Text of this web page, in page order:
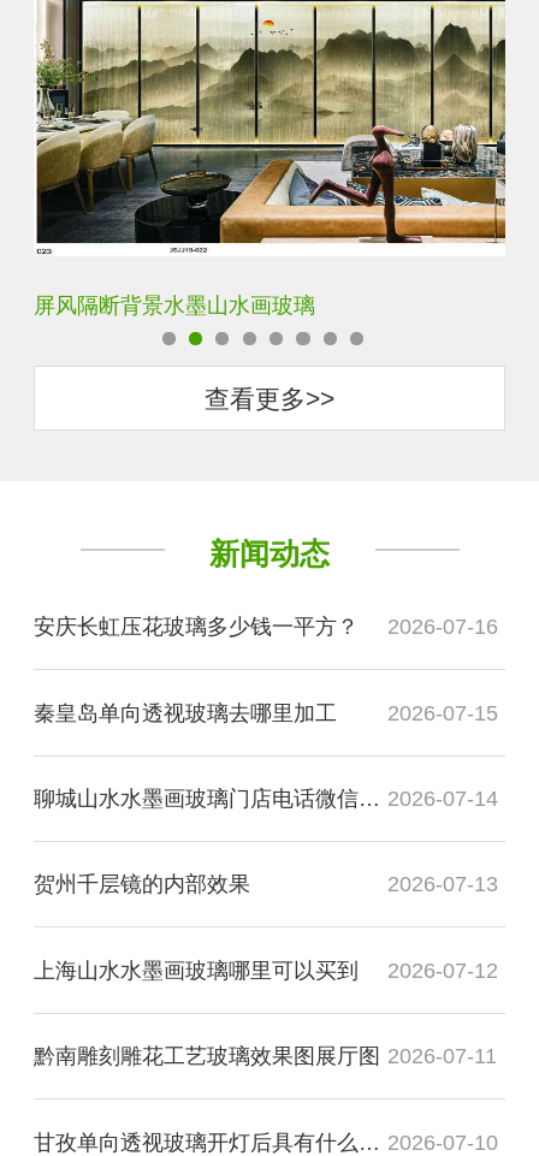
屏风隔断背景水墨山水画玻璃
查看更多>>
新闻动态
安庆长虹压花玻璃多少钱一平方？ 2026-07-16
秦皇岛单向透视玻璃去哪里加工 2026-07-15
聊城山水水墨画玻璃门店电话微信是多少？ 2026-07-14
贺州千层镜的内部效果 2026-07-13
上海山水水墨画玻璃哪里可以买到 2026-07-12
黔南雕刻雕花工艺玻璃效果图展厅图 2026-07-11
甘孜单向透视玻璃开灯后具有什么透视性 2026-07-10